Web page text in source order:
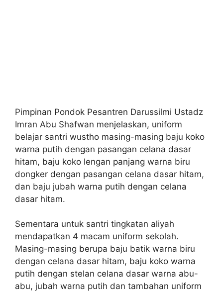
Pimpinan Pondok Pesantren Darussilmi Ustadz
Imran Abu Shafwan menjelaskan, uniform
belajar santri wustho masing-masing baju koko
warna putih dengan pasangan celana dasar
hitam, baju koko lengan panjang warna biru
dongker dengan pasangan celana dasar hitam,
dan baju jubah warna putih dengan celana
dasar hitam.
Sementara untuk santri tingkatan aliyah
mendapatkan 4 macam uniform sekolah.
Masing-masing berupa baju batik warna biru
dengan celana dasar hitam, baju koko warna
putih dengan stelan celana dasar warna abu-
abu, jubah warna putih dan tambahan uniform